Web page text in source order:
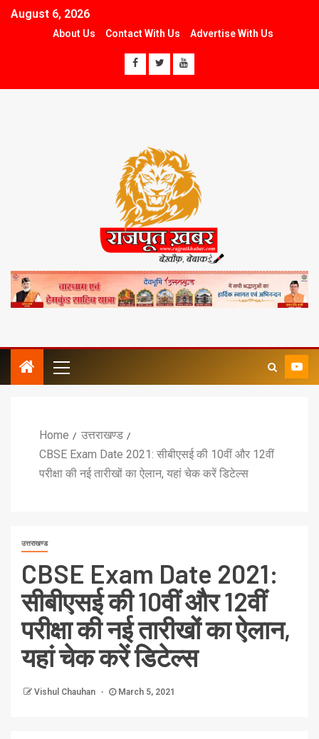
August 6, 2026
About Us Contact With Us Advertise With Us
Home
उत्तराखण्ड
CBSE Exam Date 2021: सीबीएसई की 10वीं और 12वीं
परीक्षा की नई तारीखों का ऐलान, यहां चेक करें डिटेल्‍स
उत्तराखण्ड
CBSE Exam Date 2021:
सीबीएसई की 10वीं और 12वीं
परीक्षा की नई तारीखों का ऐलान,
यहां चेक करें डिटेल्‍स
Vishul Chauhan March 5, 2021